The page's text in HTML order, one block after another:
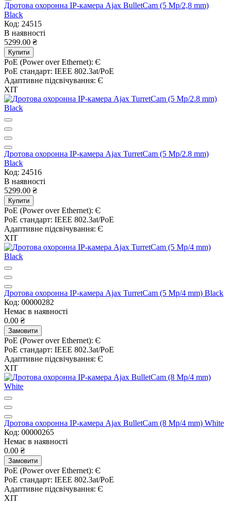
Дротова охоронна IP-камера Ajax BulletCam (5 Mp/2,8 mm)
Black
Код: 24515
В наявності
5299.00 ₴
Купити
PoE (Power over Ethernet): Є
PoE стандарт: IEEE 802.3at/PoE
Адаптивне підсвічування: Є
ХІТ
Дротова охоронна IP-камера Ajax TurretCam (5 Mp/2.8 mm)
Black
Код: 24516
В наявності
5299.00 ₴
Купити
PoE (Power over Ethernet): Є
PoE стандарт: IEEE 802.3at/PoE
Адаптивне підсвічування: Є
ХІТ
Дротова охоронна IP-камера Ajax TurretCam (5 Mp/4 mm) Black
Код: 00000282
Немає в наявності
0.00 ₴
Замовити
PoE (Power over Ethernet): Є
PoE стандарт: IEEE 802.3at/PoE
Адаптивне підсвічування: Є
ХІТ
Дротова охоронна IP-камера Ajax BulletCam (8 Mp/4 mm) White
Код: 00000265
Немає в наявності
0.00 ₴
Замовити
PoE (Power over Ethernet): Є
PoE стандарт: IEEE 802.3at/PoE
Адаптивне підсвічування: Є
ХІТ